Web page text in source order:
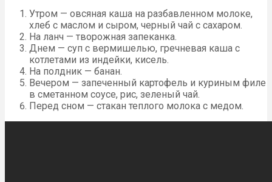
Утром — овсяная каша на разбавленном молоке,
хлеб с маслом и сыром, черный чай с сахаром.
На ланч — творожная запеканка.
Днем — суп с вермишелью, гречневая каша с
котлетами из индейки, кисель.
На полдник — банан.
Вечером — запеченный картофель и куриным филе
в сметанном соусе, рис, зеленый чай.
Перед сном — стакан теплого молока с медом.